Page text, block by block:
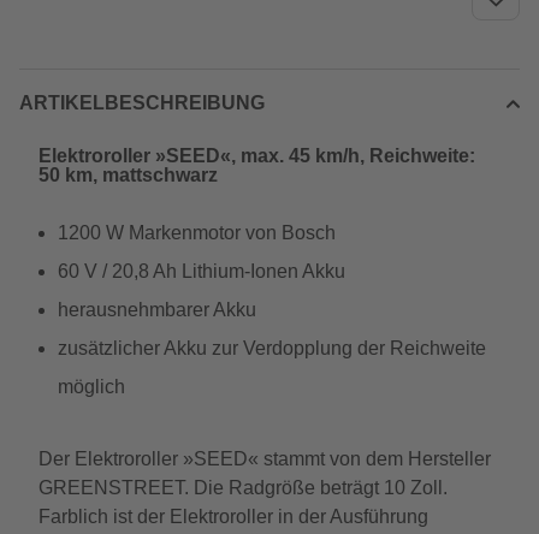
ARTIKELBESCHREIBUNG
Elektroroller »SEED«, max. 45 km/h, Reichweite:
50 km, mattschwarz
1200 W Markenmotor von Bosch
60 V / 20,8 Ah Lithium-Ionen Akku
herausnehmbarer Akku
zusätzlicher Akku zur Verdopplung der Reichweite
möglich
Der Elektroroller »SEED« stammt von dem Hersteller
GREENSTREET. Die Radgröße beträgt 10 Zoll.
Farblich ist der Elektroroller in der Ausführung